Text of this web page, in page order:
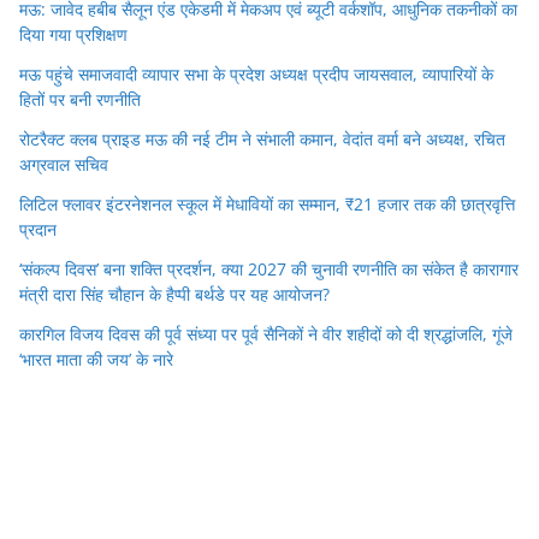
मऊ: जावेद हबीब सैलून एंड एकेडमी में मेकअप एवं ब्यूटी वर्कशॉप, आधुनिक तकनीकों का
दिया गया प्रशिक्षण
मऊ पहुंचे समाजवादी व्यापार सभा के प्रदेश अध्यक्ष प्रदीप जायसवाल, व्यापारियों के
हितों पर बनी रणनीति
रोटरैक्ट क्लब प्राइड मऊ की नई टीम ने संभाली कमान, वेदांत वर्मा बने अध्यक्ष, रचित
अग्रवाल सचिव
लिटिल फ्लावर इंटरनेशनल स्कूल में मेधावियों का सम्मान, ₹21 हजार तक की छात्रवृत्ति
प्रदान
‘संकल्प दिवस’ बना शक्ति प्रदर्शन, क्या 2027 की चुनावी रणनीति का संकेत है कारागार
मंत्री दारा सिंह चौहान के हैप्पी बर्थडे पर यह आयोजन?
कारगिल विजय दिवस की पूर्व संध्या पर पूर्व सैनिकों ने वीर शहीदों को दी श्रद्धांजलि, गूंजे
‘भारत माता की जय’ के नारे